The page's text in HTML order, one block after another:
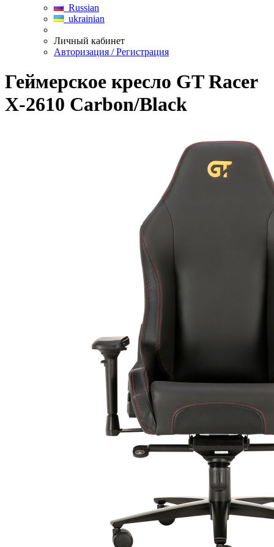
Russian
ukrainian
Личный кабинет
Авторизация / Регистрация
Геймерское кресло GT Racer
X-2610 Carbon/Black